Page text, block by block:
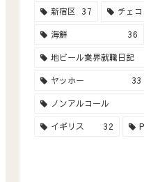
新宿区 37 チェコ
海鮮 36
地ビール業界就職日記
ヤッホー 33
ノンアルコール
イギリス 32